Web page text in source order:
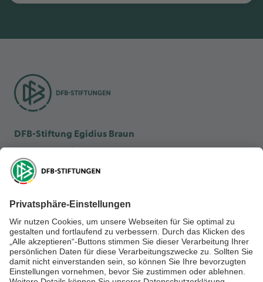
DFB-Stiftung Egidius Braun
DFB-Stiftung Sepp Herberger
NEWSLETTER ABONNIEREN
Anmelden